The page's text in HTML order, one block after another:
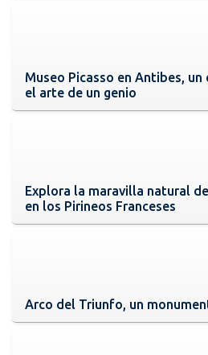
Museo Picasso en Antibes,
el arte de un genio
Explora la maravilla natural
en los Pirineos Franceses
Arco del Triunfo, un